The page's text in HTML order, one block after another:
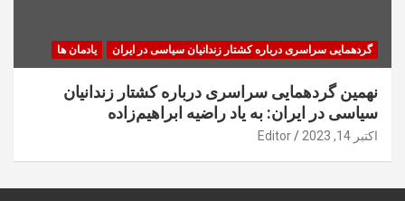
گردهمایی سراسری درباره کشتار زندانیان سیاسی در ایران یادمان ها
نهمین گردهمایی سراسری درباره کشتار زندانیان
سیاسی در ایران: به یاد راضیه ابراهیم‌زاده
اکتبر 14, 2023 Editor